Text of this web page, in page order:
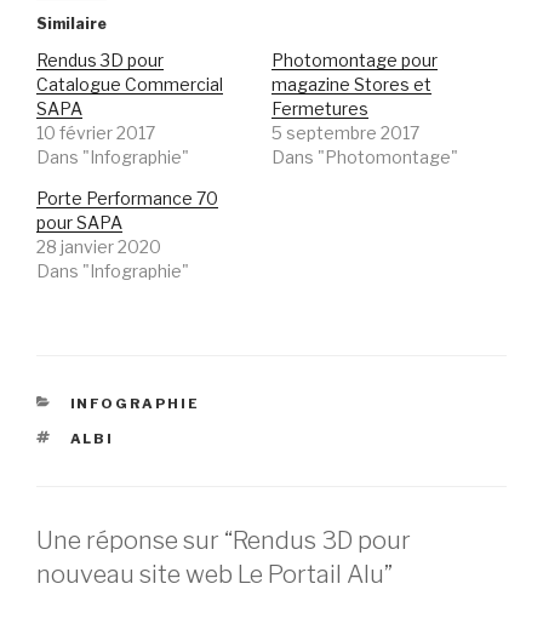
Similaire
Rendus 3D pour
Catalogue Commercial
SAPA
10 février 2017
Dans "Infographie"
Photomontage pour
magazine Stores et
Fermetures
5 septembre 2017
Dans "Photomontage"
Porte Performance 70
pour SAPA
28 janvier 2020
Dans "Infographie"
CATÉGORIES
INFOGRAPHIE
ÉTIQUETTES
ALBI
Une réponse sur “Rendus 3D pour
nouveau site web Le Portail Alu”